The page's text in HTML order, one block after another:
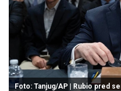
Foto: Tanjug/AP | Rubio pred